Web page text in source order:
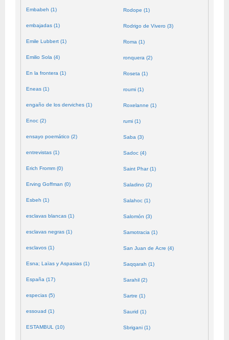
Embabeh (1)
embajadas (1)
Emile Lubbert (1)
Emilio Sola (4)
En la frontera (1)
Eneas (1)
engaño de los derviches (1)
Enoc (2)
ensayo poemático (2)
entrevistas (1)
Erich Fromm (0)
Erving Goffman (0)
Esbeh (1)
esclavas blancas (1)
esclavas negras (1)
esclavos (1)
Esna; Laïas y Aspasias (1)
España (17)
especias (5)
essouad (1)
ESTAMBUL (10)
Rodope (1)
Rodrigo de Vivero (3)
Roma (1)
ronquera (2)
Roseta (1)
roumi (1)
Roxelanne (1)
rumi (1)
Saba (3)
Sadoc (4)
Saint Phar (1)
Saladino (2)
Salahoc (1)
Salomón (3)
Samotracia (1)
San Juan de Acre (4)
Saqqarah (1)
Sarahil (2)
Sartre (1)
Saurid (1)
Sbrigani (1)